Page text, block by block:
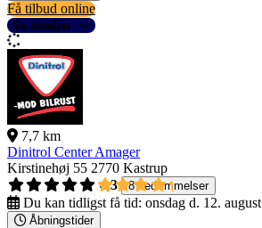
Få tilbud online
Se detaljer
7,7 km
Dinitrol Center Amager
Kirstinehøj 55 2770 Kastrup
4,3
8 bedømmelser
Du kan tidligst få tid: onsdag d. 12. august
Åbningstider